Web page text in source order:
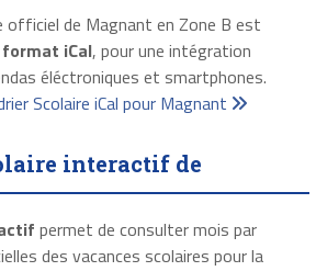
officiel de Magnant en Zone B est
iCal, pour une intégration
éléctroniques et smartphones.
Scolaire iCal pour Magnant
interactif de
permet de consulter mois par
des vacances scolaires pour la